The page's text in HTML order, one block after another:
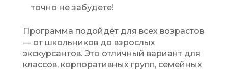
точно не забудете!
Программа подойдёт для всех возрастов
— от школьников до взрослых
экскурсантов. Это отличный вариант для
классов, корпоративных групп, семейных